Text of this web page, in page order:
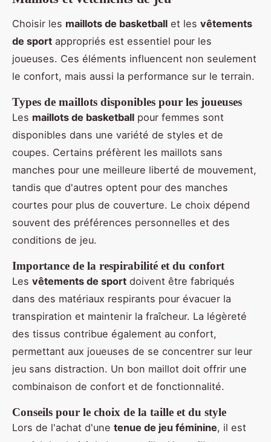
Choisir les maillots de basketball et les vêtements
de sport appropriés est essentiel pour les
joueuses. Ces éléments influencent non seulement
le confort, mais aussi la performance sur le terrain.
Types de maillots disponibles pour les joueuses
Les maillots de basketball pour femmes sont
disponibles dans une variété de styles et de
coupes. Certains préfèrent les maillots sans
manches pour une meilleure liberté de mouvement,
tandis que d'autres optent pour des manches
courtes pour plus de couverture. Le choix dépend
souvent des préférences personnelles et des
conditions de jeu.
Importance de la respirabilité et du confort
Les vêtements de sport doivent être fabriqués
dans des matériaux respirants pour évacuer la
transpiration et maintenir la fraîcheur. La légèreté
des tissus contribue également au confort,
permettant aux joueuses de se concentrer sur leur
jeu sans distraction. Un bon maillot doit offrir une
combinaison de confort et de fonctionnalité.
Conseils pour le choix de la taille et du style
Lors de l'achat d'une tenue de jeu féminine, il est